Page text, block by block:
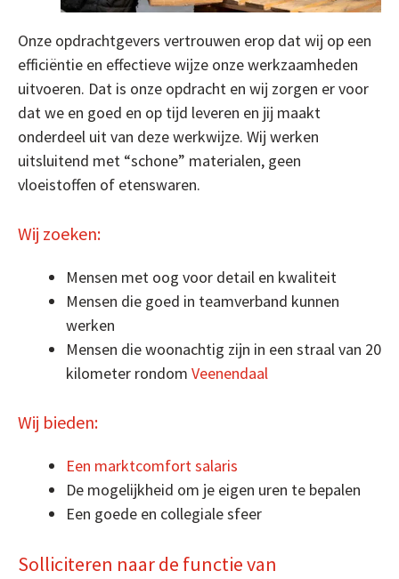
Onze opdrachtgevers vertrouwen erop dat wij op een
efficiëntie en effectieve wijze onze werkzaamheden
uitvoeren. Dat is onze opdracht en wij zorgen er voor
dat we en goed en op tijd leveren en jij maakt
onderdeel uit van deze werkwijze. Wij werken
uitsluitend met “schone” materialen, geen
vloeistoffen of etenswaren.
Wij zoeken:
Mensen met oog voor detail en kwaliteit
Mensen die goed in teamverband kunnen
werken
Mensen die woonachtig zijn in een straal van 20
kilometer rondom Veenendaal
Wij bieden:
Een marktcomfort salaris
De mogelijkheid om je eigen uren te bepalen
Een goede en collegiale sfeer
Solliciteren naar de functie van